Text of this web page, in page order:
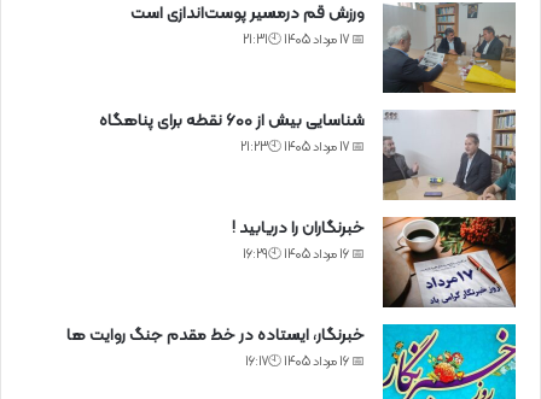
ورزش قم درمسیر پوست‌اندازی است
📅 17 مرداد 1405 🕙21:31
شناسایی بیش از ۶۰۰ نقطه برای پناهگاه
📅 17 مرداد 1405 🕙21:23
خبرنگاران را دریابید !
📅 16 مرداد 1405 🕙16:29
خبرنگار، ایستاده در خط مقدم جنگ روایت ها
📅 16 مرداد 1405 🕙16:17